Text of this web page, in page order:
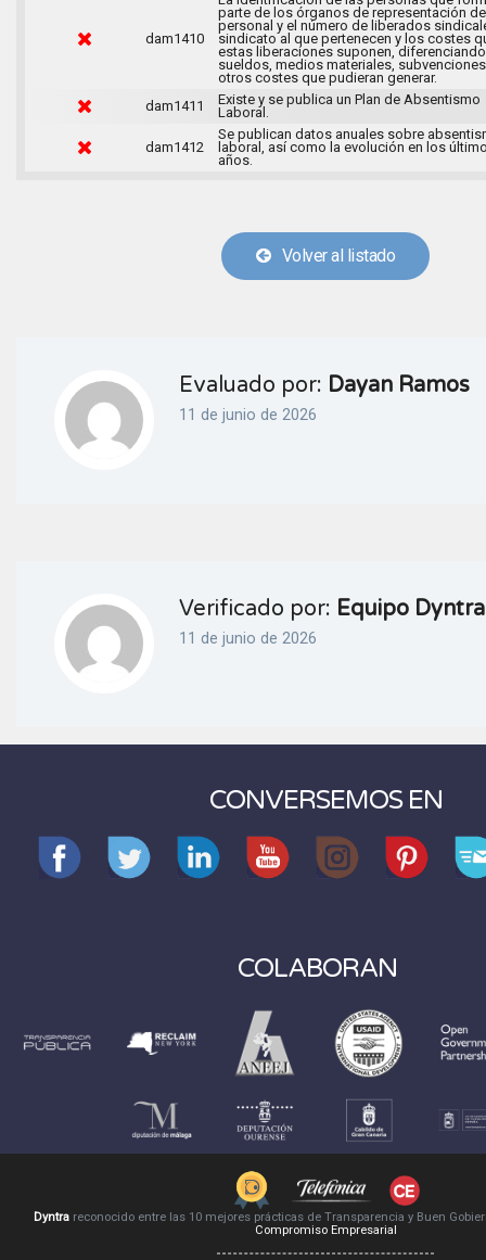
dam1410
parte de los órganos de representación
personal y el número de liberados
sindicato al que pertenecen y los costes
estas liberaciones suponen, diferenciando
sueldos, medios materiales,
otros costes que pudieran generar.
dam1411
Existe y se publica un Plan de Absentismo
Laboral.
dam1412
Se publican datos anuales sobre
laboral, así como la evolución en los
años.
Volver al listado
Evaluado por: Dayan Ramos
11 de junio de 2026
Verificado por: Equipo Dyntra
11 de junio de 2026
CONVERSEMOS EN
COLABORAN
Dyntrareconocido entre las 10 mejores prácticas de Transparencia y Buen
Compromiso Empresarial